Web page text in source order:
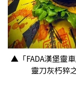
▲「FADA漢堡靈
靈刀灰朽猝